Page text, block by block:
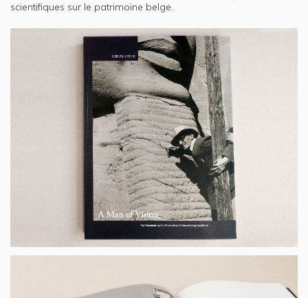
scientifiques sur le patrimoine belge.